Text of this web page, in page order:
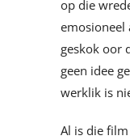
op die
emosioneel
geskok oor
geen idee
werklik is
Al is die